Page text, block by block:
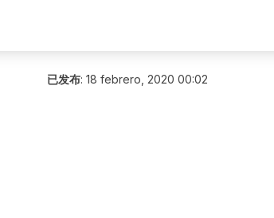
已发布: 18 febrero, 2020 00:02